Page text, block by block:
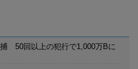
50回以上の犯行で1,000万Bに